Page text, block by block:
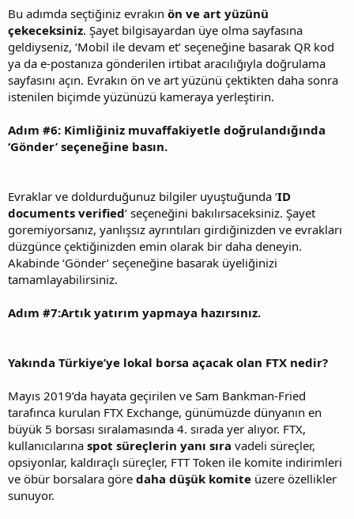
Bu adımda seçtiğiniz evrakın ön ve art yüzünü
çekeceksiniz. Şayet bilgisayardan üye olma sayfasına
geldiyseniz, ‘Mobil ile devam et’ seçeneğine basarak QR kod
ya da e-postanıza gönderilen irtibat aracılığıyla doğrulama
sayfasını açın. Evrakın ön ve art yüzünü çektikten daha sonra
istenilen biçimde yüzünüzü kameraya yerleştirin.
Adım #6: Kimliğiniz muvaffakiyetle doğrulandığında
‘Gönder’ seçeneğine basın.
Evraklar ve doldurduğunuz bilgiler uyuştuğunda ‘ID
documents verified‘ seçeneğini bakılırsaceksiniz. Şayet
goremiyorsanız, yanlışsız ayrıntıları girdiğinizden ve evrakları
düzgünce çektiğinizden emin olarak bir daha deneyin.
Akabinde ‘Gönder’ seçeneğine basarak üyeliğinizi
tamamlayabilirsiniz.
Adım #7:Artık yatırım yapmaya hazırsınız.
Yakında Türkiye’ye lokal borsa açacak olan FTX nedir?
Mayıs 2019’da hayata geçirilen ve Sam Bankman-Fried
tarafınca kurulan FTX Exchange, günümüzde dünyanın en
büyük 5 borsası sıralamasında 4. sırada yer alıyor. FTX,
kullanıcılarına spot süreçlerin yanı sıra vadeli süreçler,
opsiyonlar, kaldıraçlı süreçler, FTT Token ile komite indirimleri
ve öbür borsalara göre daha düşük komite üzere özellikler
sunuyor.